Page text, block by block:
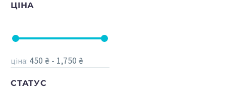
ЦІНА
ціна: 450 ₴ - 1,750 ₴
СТАТУС